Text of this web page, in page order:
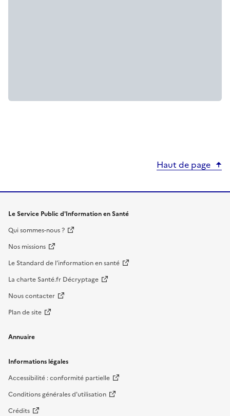
Haut de page
Le Service Public d'Information en Santé
Qui sommes-nous ?
Nos missions
Le Standard de l’information en santé
La charte Santé.fr Décryptage
Nous contacter
Plan de site
Annuaire
Informations légales
Accessibilité : conformité partielle
Conditions générales d'utilisation
Crédits